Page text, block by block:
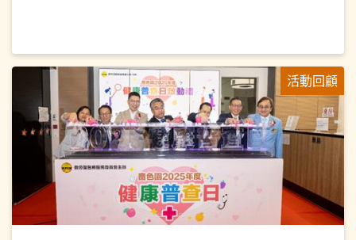
活動回顧